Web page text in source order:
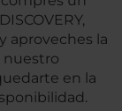
aproveches la
nuestro
en la